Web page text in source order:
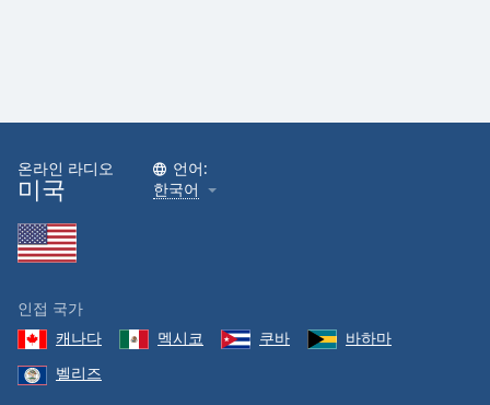
온라인 라디오
미국
언어:
한국어
인접 국가
캐나다
멕시코 쿠바
바하마
벨리즈